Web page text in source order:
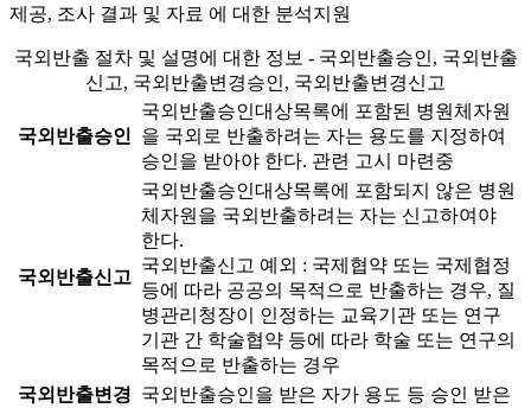
제공, 조사 결과 및 자료 에 대한 분석지원
국외반출 절차 및 설명에 대한 정보 - 국외반출승인, 국외반출
신고, 국외반출변경승인, 국외반출변경신고
국외반출승인
국외반출승인대상목록에 포함된 병원체자원
을 국외로 반출하려는 자는 용도를 지정하여
승인을 받아야 한다. 관련 고시 마련중
국외반출신고
국외반출승인대상목록에 포함되지 않은 병원
체자원을 국외반출하려는 자는 신고하여야
한다.
국외반출신고 예외 : 국제협약 또는 국제협정
등에 따라 공공의 목적으로 반출하는 경우, 질
병관리청장이 인정하는 교육기관 또는 연구
기관 간 학술협약 등에 따라 학술 또는 연구의
목적으로 반출하는 경우
국외반출변경 국외반출승인을 받은 자가 용도 등 승인 받은